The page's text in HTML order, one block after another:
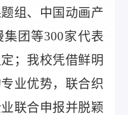
组、中国动画产
团等300家代表
；我校凭借鲜明
业优势，联合织
联合申报并脱颖